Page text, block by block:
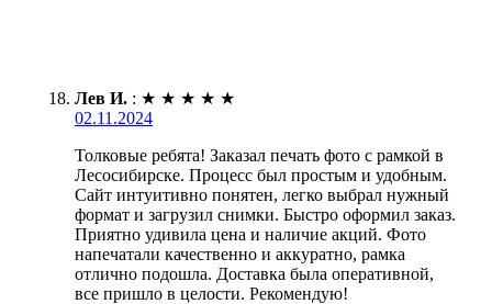
Лев И. : ★ ★ ★ ★ ★
02.11.2024
Толковые ребята! Заказал печать фото с рамкой в
Лесосибирске. Процесс был простым и удобным.
Сайт интуитивно понятен, легко выбрал нужный
формат и загрузил снимки. Быстро оформил заказ.
Приятно удивила цена и наличие акций. Фото
напечатали качественно и аккуратно, рамка
отлично подошла. Доставка была оперативной,
все пришло в целости. Рекомендую!